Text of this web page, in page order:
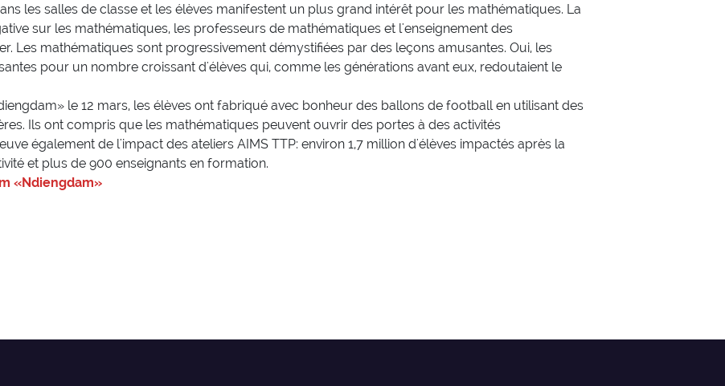
les salles de classe et les élèves manifestent un plus grand intérêt pour les mathématiques. La
sur les mathématiques, les professeurs de mathématiques et l'enseignement des
Les mathématiques sont progressivement démystifiées par des leçons amusantes. Oui, les
pour un nombre croissant d'élèves qui, comme les générations avant eux, redoutaient le
le 12 mars, les élèves ont fabriqué avec bonheur des ballons de football en utilisant des
Ils ont compris que les mathématiques peuvent ouvrir des portes à des activités
également de l'impact des ateliers AIMS TTP: environ 1,7 million d'élèves impactés après la
et plus de 900 enseignants en formation.
«Ndiengdam»